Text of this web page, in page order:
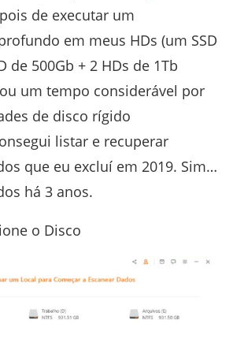
de executar um
em meus HDs (um SSD
de 500Gb + 2 HDs de 1Tb
um tempo considerável por
de disco rígido
listar e recuperar
que eu excluí em 2019. Sim…
há 3 anos.
o Disco